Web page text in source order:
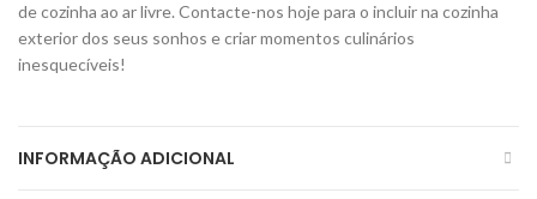
de cozinha ao ar livre. Contacte-nos hoje para o incluir na cozinha
exterior dos seus sonhos e criar momentos culinários
inesquecíveis!
INFORMAÇÃO ADICIONAL